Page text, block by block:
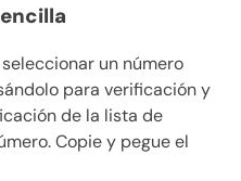
un número
para verificación y
de la lista de
Copie y pegue el